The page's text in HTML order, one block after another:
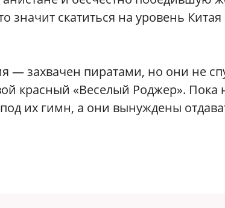
значит скатиться на уровень
— захвачен пиратами, но они не
красный «Веселый Роджер». Пока
их гимн, а они вынуждены